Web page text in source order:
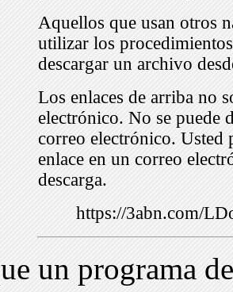
Aquellos que usan otros
utilizar los
descargar un archivo
Los enlaces de arriba no
electrónico. No se puede
correo electrónico. Usted
enlace en un correo
descarga.
https://3abn.com/
un programa